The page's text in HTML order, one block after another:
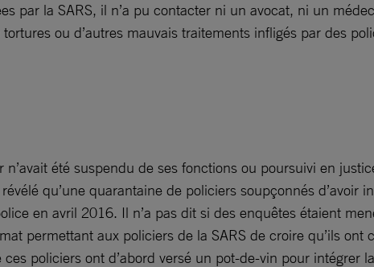
par la SARS, il n’a pu contacter ni un avocat, ni un
ou d’autres mauvais traitements infligés par des
été suspendu de ses fonctions ou poursuivi en
qu’une quarantaine de policiers soupçonnés d’avoir
en avril 2016. Il n’a pas dit si des enquêtes étaient
permettant aux policiers de la SARS de croire qu’ils
policiers ont d’abord versé un pot-de-vin pour intégrer